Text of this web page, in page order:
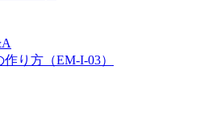
り方（EM-I-03）